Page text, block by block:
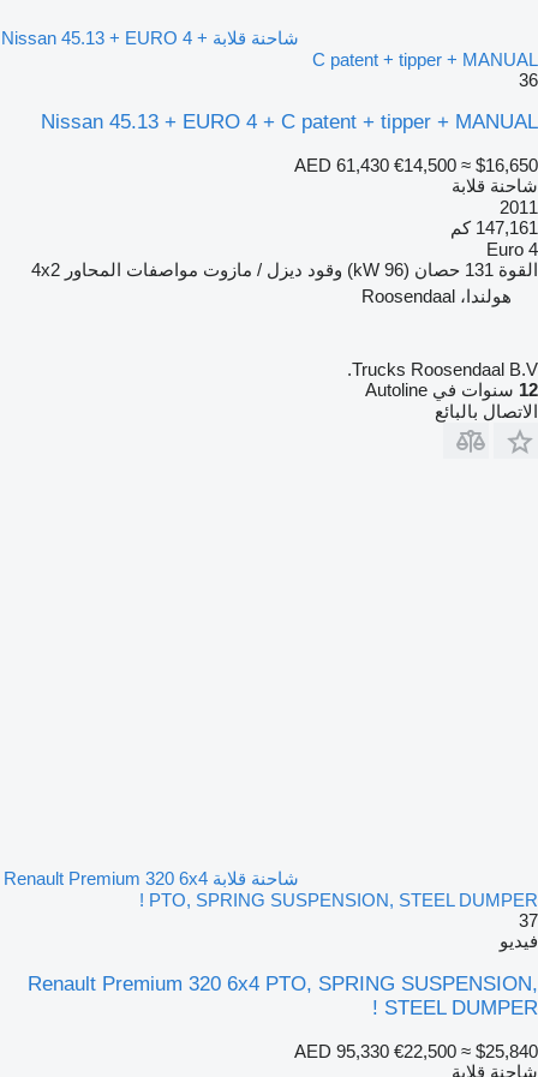
شاحنة قلابة Nissan 45.13 + EURO 4 +
C patent + tipper + MANUAL
36
Nissan 45.13 + EURO 4 + C patent + tipper + MANUAL
AED 61,430 €14,500 ≈ $16,650
شاحنة قلابة
2011
147,161 كم
Euro 4
القوة 131 حصان (96 kW) وقود ديزل / مازوت مواصفات المحاور 4x2
هولندا، Roosendaal
Trucks Roosendaal B.V.
12 سنوات في Autoline
الاتصال بالبائع
شاحنة قلابة Renault Premium 320 6x4
PTO, SPRING SUSPENSION, STEEL DUMPER !
37
فيديو
Renault Premium 320 6x4 PTO, SPRING SUSPENSION,
STEEL DUMPER !
AED 95,330 €22,500 ≈ $25,840
شاحنة قلابة